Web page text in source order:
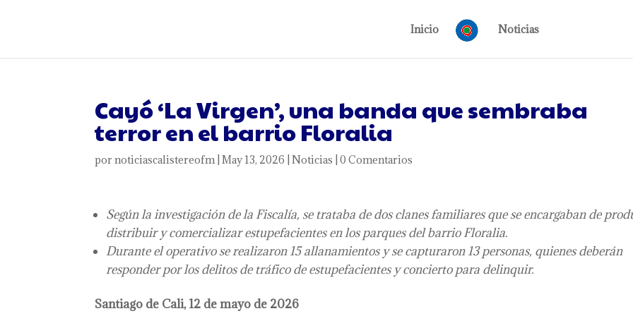
Inicio Noticias
Cayó ‘La Virgen’, una banda que sembraba
terror en el barrio Floralia
pornoticiascalistereofm|May 13, 2026 |Noticias |0 Comentarios
Según la investigación de la Fiscalía, se trataba de dos clanes familiares que se encargaban de
distribuir y comercializar estupefacientes en los parques del barrio Floralia.
Durante el operativo se realizaron 15 allanamientos y se capturaron 13 personas, quienes deberán
responder por los delitos de tráfico de estupefacientes y concierto para delinquir.
Santiago de Cali, 12 de mayo de 2026